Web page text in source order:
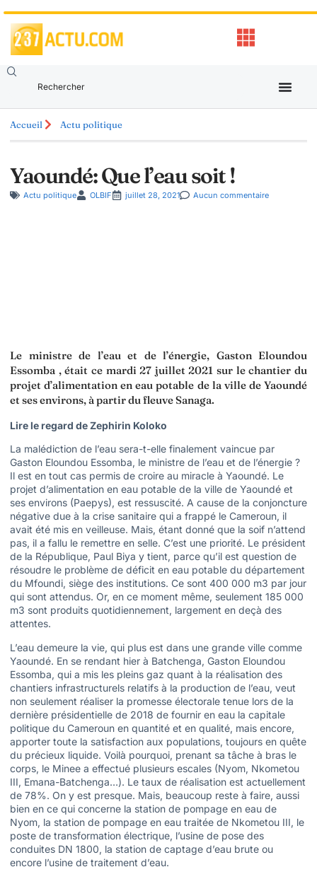
Accueil Actu politique
Yaoundé: Que l’eau soit !
Actu politique OLBIF juillet 28, 2021 Aucun commentaire
Le ministre de l’eau et de l’énergie, Gaston Eloundou
Essomba , était ce mardi 27 juillet 2021 sur le chantier du
projet d’alimentation en eau potable de la ville de Yaoundé
et ses environs, à partir du fleuve Sanaga.
Lire le regard de Zephirin Koloko
La malédiction de l’eau sera-t-elle finalement vaincue par
Gaston Eloundou Essomba, le ministre de l’eau et de l’énergie ?
Il est en tout cas permis de croire au miracle à Yaoundé. Le
projet d’alimentation en eau potable de la ville de Yaoundé et
ses environs (Paepys), est ressuscité. A cause de la conjoncture
négative due à la crise sanitaire qui a frappé le Cameroun, il
avait été mis en veilleuse. Mais, étant donné que la soif n’attend
pas, il a fallu le remettre en selle. C’est une priorité. Le président
de la République, Paul Biya y tient, parce qu’il est question de
résoudre le problème de déficit en eau potable du département
du Mfoundi, siège des institutions. Ce sont 400 000 m3 par jour
qui sont attendus. Or, en ce moment même, seulement 185 000
m3 sont produits quotidiennement, largement en deçà des
attentes.
L’eau demeure la vie, qui plus est dans une grande ville comme
Yaoundé. En se rendant hier à Batchenga, Gaston Eloundou
Essomba, qui a mis les pleins gaz quant à la réalisation des
chantiers infrastructurels relatifs à la production de l’eau, veut
non seulement réaliser la promesse électorale tenue lors de la
dernière présidentielle de 2018 de fournir en eau la capitale
politique du Cameroun en quantité et en qualité, mais encore,
apporter toute la satisfaction aux populations, toujours en quête
du précieux liquide. Voilà pourquoi, prenant sa tâche à bras le
corps, le Minee a effectué plusieurs escales (Nyom, Nkometou
III, Emana-Batchenga…). Le taux de réalisation est actuellement
de 78%. On y est presque. Mais, beaucoup reste à faire, aussi
bien en ce qui concerne la station de pompage en eau de
Nyom, la station de pompage en eau traitée de Nkometou III, le
poste de transformation électrique, l’usine de pose des
conduites DN 1800, la station de captage d’eau brute ou
encore l’usine de traitement d’eau.